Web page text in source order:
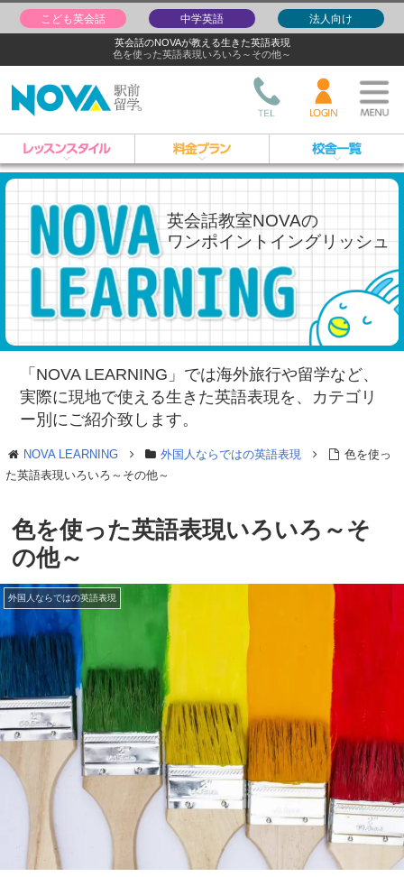
英会話のNOVAが教える生きた英語表現
色を使った英語表現いろいろ～その他～
こども英会話 中学英語 法人向け
英会話教室NOVAの
ワンポイントイングリッシュ
「NOVA LEARNING」では海外旅行や留学など、
実際に現地で使える生きた英語表現を、 カテゴリ
ー別にご紹介致します。
NOVA LEARNING 外国人ならではの英語表現
色を使っ
た英語表現いろいろ～その他～
色を使った英語表現いろいろ～そ
の他～
外国人ならではの英語表現